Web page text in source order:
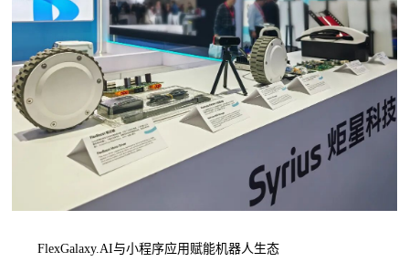
FlexGalaxy.AI与小程序应用赋能机器人生态